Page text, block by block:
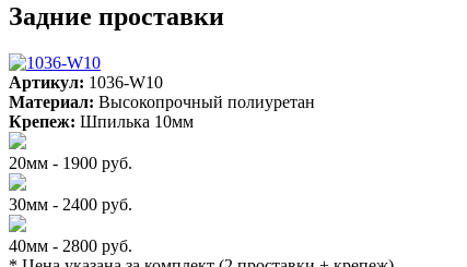
Задние проставки
Артикул: 1036-W10
Материал: Высокопрочный полиуретан
Крепеж: Шпилька 10мм
20мм - 1900 руб.
30мм - 2400 руб.
40мм - 2800 руб.